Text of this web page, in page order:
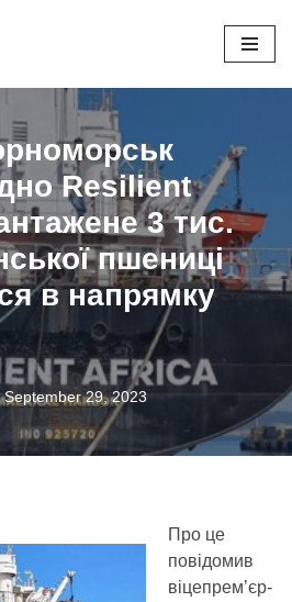
Resilient
3 тис.
пшениці
в напрямку
September 29, 2023
Про це
повідомив
віцепрем’єр-